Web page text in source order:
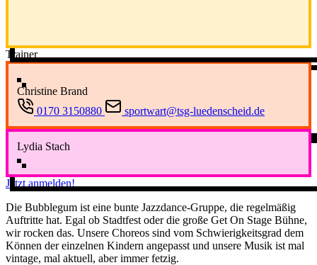
Trainer
Christine Brand
0170 3150880
sportwart@tsg-luedenscheid.de
Lydia Stach
Jetzt anmelden!
Die Bubblegum ist eine bunte Jazzdance-Gruppe, die regelmäßig
Auftritte hat. Egal ob Stadtfest oder die große Get On Stage Bühne,
wir rocken das. Unsere Choreos sind vom Schwierigkeitsgrad dem
Können der einzelnen Kindern angepasst und unsere Musik ist mal
vintage, mal aktuell, aber immer fetzig.